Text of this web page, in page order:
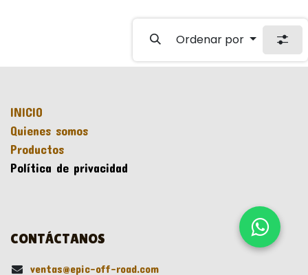
Ordenar por
INICIO
Quienes somos
Productos
Política de privacidad
CONTÁCTANOS
ventas@epic-off-road.com